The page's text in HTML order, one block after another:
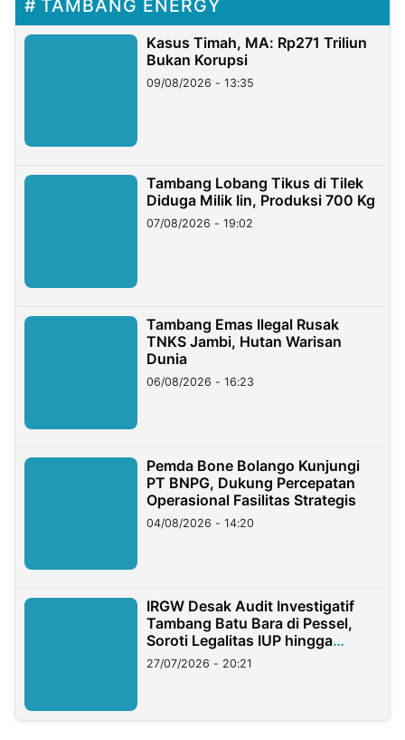
TAMBANG ENERGY
Kasus Timah, MA: Rp271 Triliun
Bukan Korupsi
09/08/2026 - 13:35
Tambang Lobang Tikus di Tilek
Diduga Milik Iin, Produksi 700 Kg
07/08/2026 - 19:02
Tambang Emas Ilegal Rusak
TNKS Jambi, Hutan Warisan
Dunia
06/08/2026 - 16:23
Pemda Bone Bolango Kunjungi
PT BNPG, Dukung Percepatan
Operasional Fasilitas Strategis
04/08/2026 - 14:20
IRGW Desak Audit Investigatif
Tambang Batu Bara di Pessel,
Soroti Legalitas IUP hingga
Stockpile
27/07/2026 - 20:21